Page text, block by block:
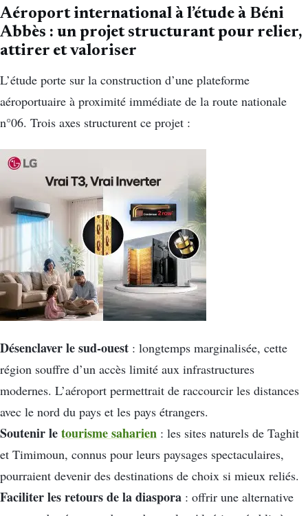
Aéroport international à l’étude à Béni
Abbès : un projet structurant pour relier,
attirer et valoriser
L’étude porte sur la construction d’une plateforme
aéroportuaire à proximité immédiate de la route nationale
n°06. Trois axes structurent ce projet :
Désenclaver le sud-ouest : longtemps marginalisée, cette
région souffre d’un accès limité aux infrastructures
modernes. L’aéroport permettrait de raccourcir les distances
avec le nord du pays et les pays étrangers.
Soutenir letourisme saharien : les sites naturels de Taghit
et Timimoun, connus pour leurs paysages spectaculaires,
pourraient devenir des destinations de choix si mieux reliés.
Faciliter les retours de la diaspora : offrir une alternative